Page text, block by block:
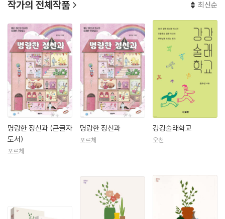
작가의 전체작품 최신순
명랑한 정신과 (큰글자
도서)
포르체
명랑한 정신과
포르체
강강술래학교
오천